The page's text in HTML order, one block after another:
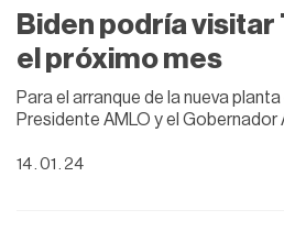
Biden podría visitar
el próximo mes
Para el arranque de la nueva
Presidente AMLO y el Gobernador
14 . 01 . 24